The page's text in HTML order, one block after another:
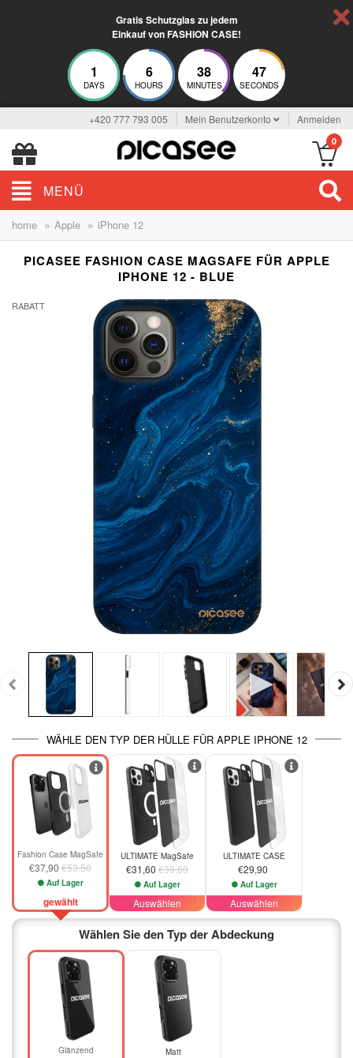
Gratis Schutzglas zu jedem
Einkauf von FASHION CASE!
1
DAYS
6
HOURS
38
MINUTES
47
SECONDS
+420 777 793 005 Mein Benutzerkonto Anmelden
0
MENÜ
home » Apple » iPhone 12
PICASEE FASHION CASE MAGSAFE FÜR APPLE
IPHONE 12 - BLUE
RABATT
WÄHLE DEN TYP DER HÜLLE FÜR APPLE IPHONE 12
-29%
Fashion Case MagSafe
€37,90 €53,50
Auf Lager
gewählt
-20%
ULTIMATE MagSafe
€31,60 €39,60
Auf Lager
Auswählen
ULTIMATE CASE
€29,90
Auf Lager
Auswählen
Wählen Sie den Typ der Abdeckung
Glänzend Matt